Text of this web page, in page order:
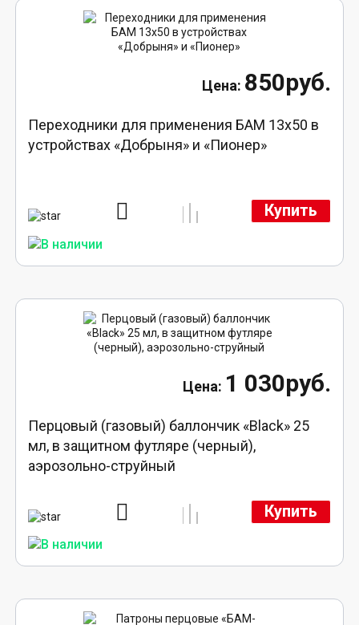
850руб.
Переходники для применения БАМ 13x50 в
устройствах «Добрыня» и «Пионер»
Купить
1 030руб.
Перцовый (газовый) баллончик «Black» 25
мл, в защитном футляре (черный),
аэрозольно-струйный
Купить